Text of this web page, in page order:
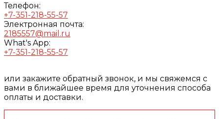
Телефон:
+7-351-218-55-57
Электронная почта:
2185557@mail.ru
What's App:
+7-351-218-55-57
или закажите обратный звонок, и мы свяжемся с
вами в ближайшее время для уточнения способа
оплаты и доставки.